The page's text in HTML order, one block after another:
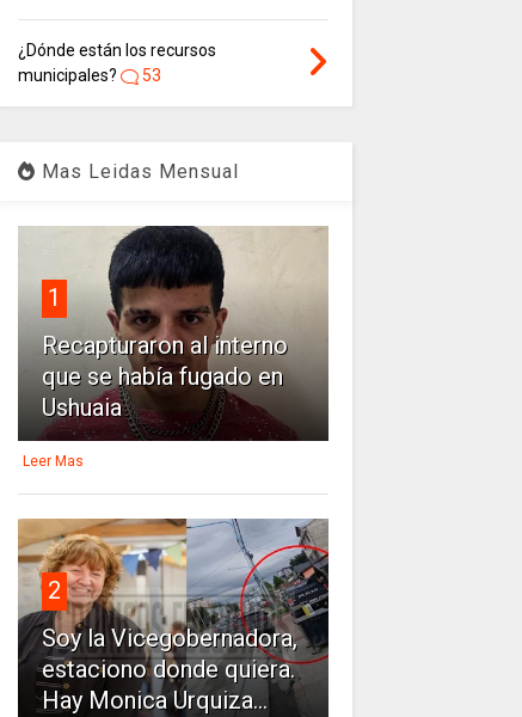
¿Dónde están los recursos
municipales?
53
Mas Leidas Mensual
1
Recapturaron al interno
que se había fugado en
Ushuaia
Leer Mas
2
Soy la Vicegobernadora,
estaciono donde quiera.
Hay Monica Urquiza...